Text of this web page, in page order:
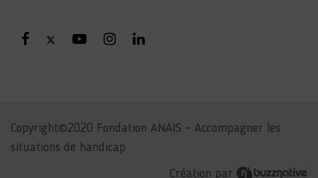
Copyright©2020 Fondation ANAIS – Accompagner les
situations de handicap
Création par